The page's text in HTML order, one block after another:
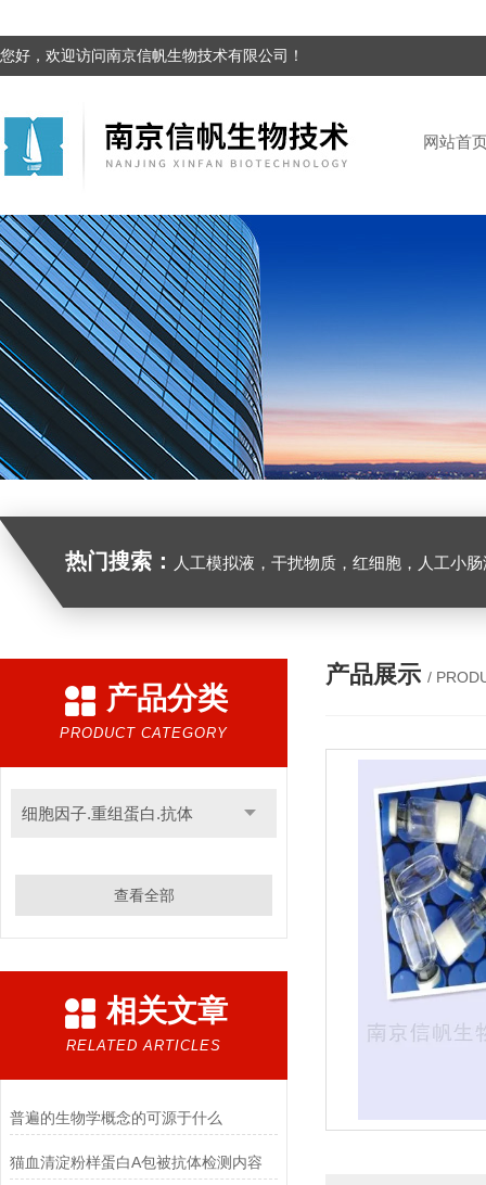
您好，欢迎访问南京信帆生物技术有限公司！
网站首
热门搜索： 人工模拟液，干扰物质，红细胞，人工小
产品分类
PRODUCT CATEGORY
细胞因子.重组蛋白.抗体
查看全部
相关文章
RELATED ARTICLES
普遍的生物学概念的可源于什么
猫血清淀粉样蛋白A包被抗体检测内容
产品展示 /